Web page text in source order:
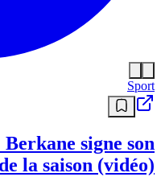
Sport
signe son
la saison (vidéo)